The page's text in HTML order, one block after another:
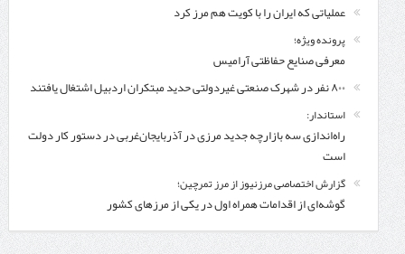
عملیاتی که ایران را با کویت هم مرز کرد
پرونده ویژه؛
معرفی صنایع حفاظتی آرامیس
۸۰۰ نفر در شهرک صنعتی غیردولتی حدید مبتکران اردبیل اشتغال یافتند
استاندار:
راه‌اندازی سه بازارچه جدید مرزی در آذربایجان‌غربی در دستور کار دولت
است
گزارش اختصاصی مرزنیوز از مرز تمرچین؛
گوشه‌ای از اقدامات همراه اول در یکی از مرزهای کشور